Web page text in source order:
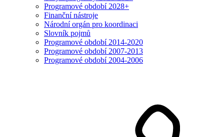
Programové období 2028+
Finanční nástroje
Národní orgán pro koordinaci
Slovník pojmů
Programové období 2014-2020
Programové období 2007-2013
Programové období 2004-2006